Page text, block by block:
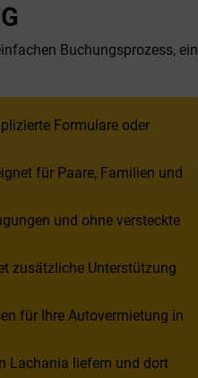
Buchungsprozess, ein
Formulare oder
für Paare, Familien und
und ohne versteckte
zusätzliche Unterstützung
für Ihre Autovermietung in
Lachania liefern und dort